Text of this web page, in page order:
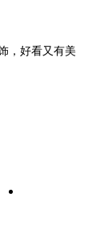
，好看又有美